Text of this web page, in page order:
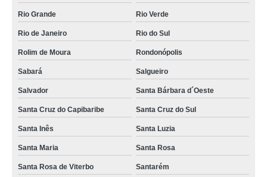
Rio Grande Rio Verde
Rio de Janeiro Rio do Sul
Rolim de Moura Rondonópolis
Sabará Salgueiro
Salvador Santa Bárbara d´Oeste
Santa Cruz do Capibaribe Santa Cruz do Sul
Santa Inês Santa Luzia
Santa Maria Santa Rosa
Santa Rosa de Viterbo Santarém